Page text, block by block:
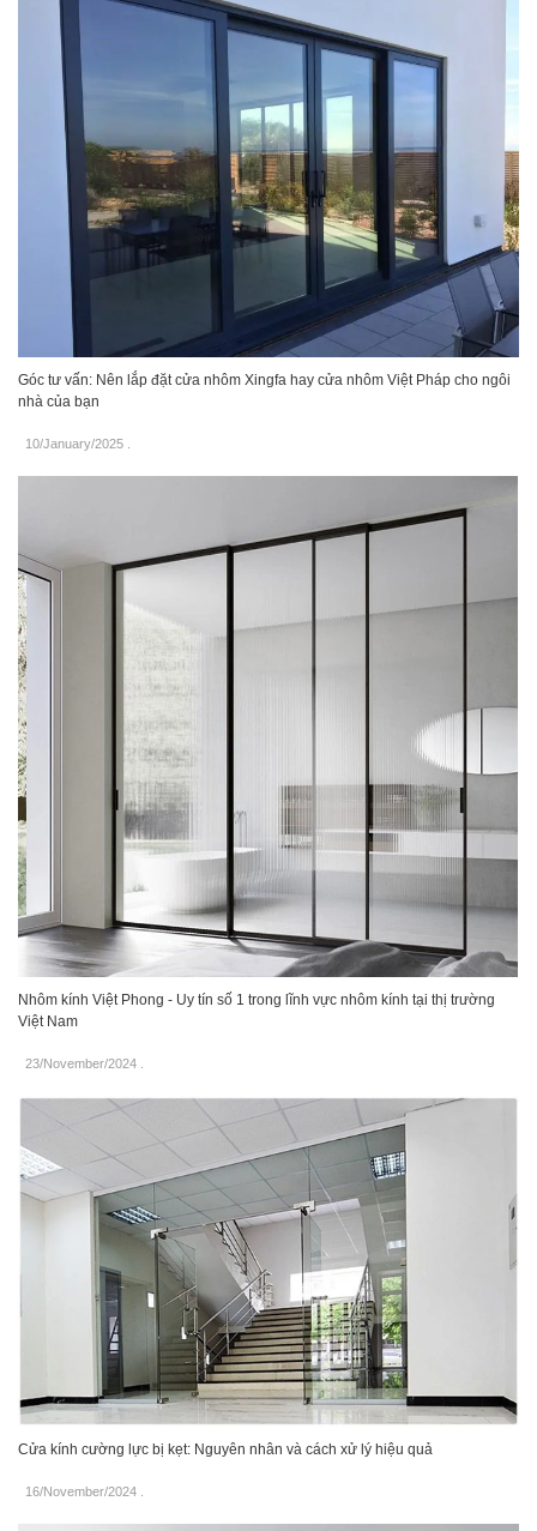
Góc tư vấn: Nên lắp đặt cửa nhôm Xingfa hay cửa nhôm Việt Pháp cho ngôi
nhà của bạn
10/January/2025
Nhôm kính Việt Phong - Uy tín số 1 trong lĩnh vực nhôm kính tại thị trường
Việt Nam
23/November/2024
Cửa kính cường lực bị kẹt: Nguyên nhân và cách xử lý hiệu quả
16/November/2024